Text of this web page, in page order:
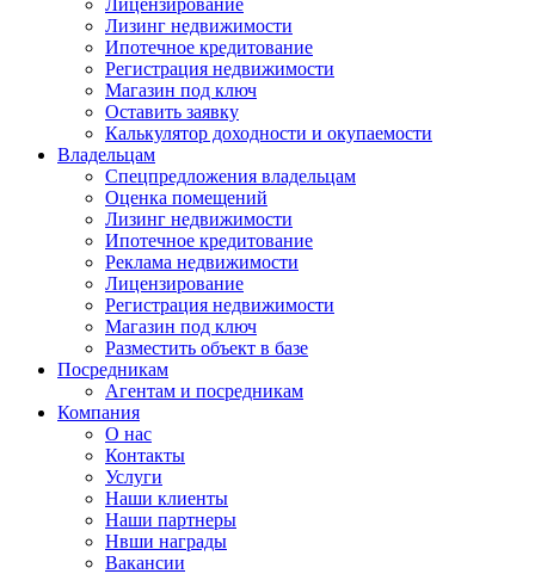
Лицензирование
Лизинг недвижимости
Ипотечное кредитование
Регистрация недвижимости
Магазин под ключ
Оставить заявку
Калькулятор доходности и окупаемости
Владельцам
Спецпредложения владельцам
Оценка помещений
Лизинг недвижимости
Ипотечное кредитование
Реклама недвижимости
Лицензирование
Регистрация недвижимости
Магазин под ключ
Разместить объект в базе
Посредникам
Агентам и посредникам
Компания
О нас
Контакты
Услуги
Наши клиенты
Наши партнеры
Нвши награды
Вакансии